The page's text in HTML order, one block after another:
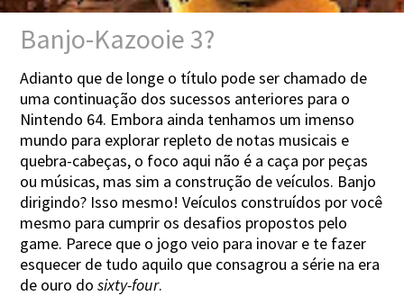
Banjo-Kazooie 3?
Adianto que de longe o título pode ser chamado de
uma continuação dos sucessos anteriores para o
Nintendo 64. Embora ainda tenhamos um imenso
mundo para explorar repleto de notas musicais e
quebra-cabeças, o foco aqui não é a caça por peças
ou músicas, mas sim a construção de veículos. Banjo
dirigindo? Isso mesmo! Veículos construídos por você
mesmo para cumprir os desafios propostos pelo
game. Parece que o jogo veio para inovar e te fazer
esquecer de tudo aquilo que consagrou a série na era
de ouro dosixty-four.